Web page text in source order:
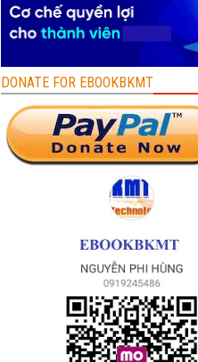
DONATE FOR EBOOKBKMT